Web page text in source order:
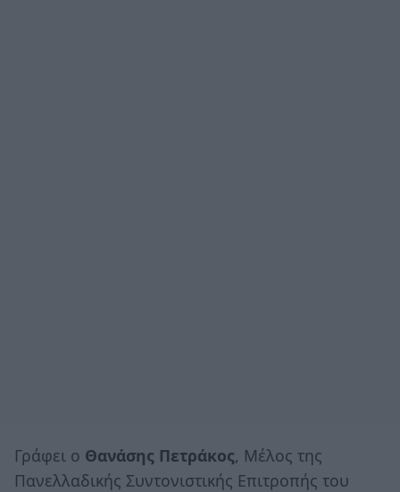
Γράφει ο Θανάσης Πετράκος, Μέλος της
Πανελλαδικής Συντονιστικής Επιτροπής του